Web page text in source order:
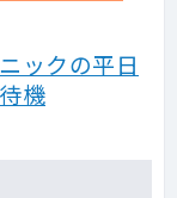
ックの平日
機